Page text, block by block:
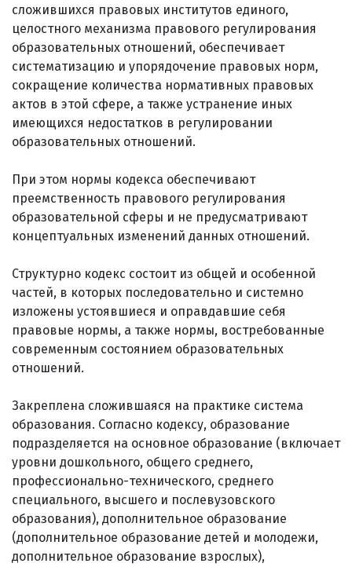
сложившихся правовых институтов единого,
целостного механизма правового регулирования
образовательных отношений, обеспечивает
систематизацию и упорядочение правовых норм,
сокращение количества нормативных правовых
актов в этой сфере, а также устранение иных
имеющихся недостатков в регулировании
образовательных отношений.
При этом нормы кодекса обеспечивают
преемственность правового регулирования
образовательной сферы и не предусматривают
концептуальных изменений данных отношений.
Структурно кодекс состоит из общей и особенной
частей, в которых последовательно и системно
изложены устоявшиеся и оправдавшие себя
правовые нормы, а также нормы, востребованные
современным состоянием образовательных
отношений.
Закреплена сложившаяся на практике система
образования. Согласно кодексу, образование
подразделяется на основное образование (включает
уровни дошкольного, общего среднего,
профессионально-технического, среднего
специального, высшего и послевузовского
образования), дополнительное образование
(дополнительное образование детей и молодежи,
дополнительное образование взрослых),